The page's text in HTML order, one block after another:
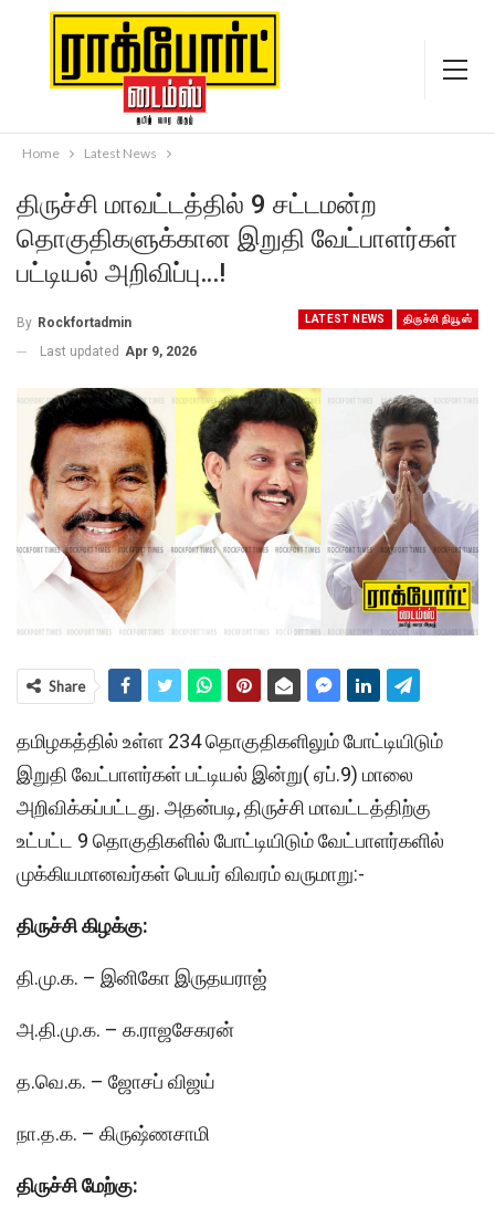
Home Latest News
திருச்சி மாவட்டத்தில் 9 சட்டமன்ற
தொகுதிகளுக்கான இறுதி வேட்பாளர்கள்
பட்டியல் அறிவிப்பு…!
LATEST NEWS திருச்சி நியூஸ்
By Rockfortadmin
Last updated Apr 9, 2026
Share
தமிழகத்தில் உள்ள 234 தொகுதிகளிலும் போட்டியிடும்
இறுதி வேட்பாளர்கள் பட்டியல் இன்று( ஏப்.9) மாலை
அறிவிக்கப்பட்டது. அதன்படி, திருச்சி மாவட்டத்திற்கு
உட்பட்ட 9 தொகுதிகளில் போட்டியிடும் வேட்பாளர்களில்
முக்கியமானவர்கள் பெயர் விவரம் வருமாறு:-
திருச்சி கிழக்கு:
தி.மு.க. – இனிகோ இருதயராஜ்
அ.தி.மு.க. – க.ராஜசேகரன்
த.வெ.க. – ஜோசப் விஜய்
நா.த.க. – கிருஷ்ணசாமி
திருச்சி மேற்கு: